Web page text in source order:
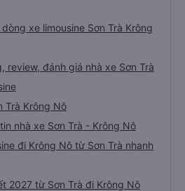
xe limousine Sơn Trà Krông
review, đánh giá nhà xe Sơn Trà
Trà Krông Nô
nhà xe Sơn Trà - Krông Nô
đi Krông Nô từ Sơn Trà nhanh
2027 từ Sơn Trà đi Krông Nô